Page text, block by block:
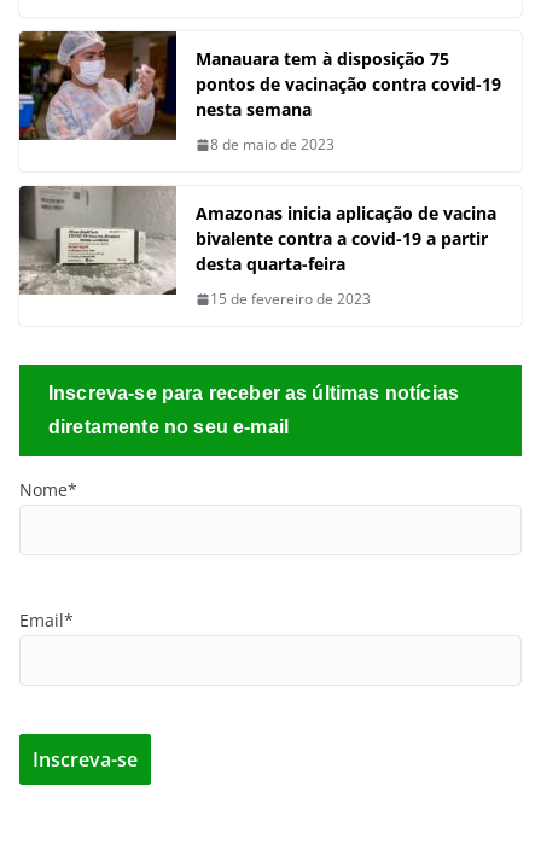
Manauara tem à disposição 75
pontos de vacinação contra covid-19
nesta semana
8 de maio de 2023
Amazonas inicia aplicação de vacina
bivalente contra a covid-19 a partir
desta quarta-feira
15 de fevereiro de 2023
Inscreva-se para receber as últimas notícias
diretamente no seu e-mail
Nome*
Email*